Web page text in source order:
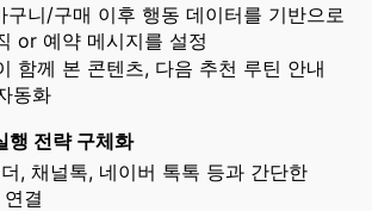
구니/구매 이후 행동 데이터를 기반으로
or 예약 메시지를 설정
함께 본 콘텐츠, 다음 추천 루틴 안내
동화
행 전략 구체화
, 채널톡, 네이버 톡톡 등과 간단한
결